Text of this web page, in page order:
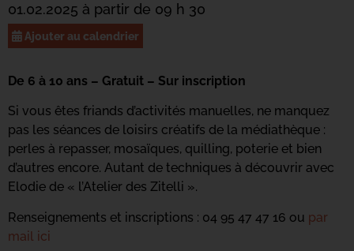
01.02.2025 à partir de 09 h 30
Ajouter au calendrier
De 6 à 10 ans – Gratuit – Sur inscription
Si vous êtes friands d’activités manuelles, ne manquez
pas les séances de loisirs créatifs de la médiathèque :
perles à repasser, mosaïques, quilling, poterie et bien
d’autres encore. Autant de techniques à découvrir avec
Elodie de « l’Atelier des Zitelli ».
Renseignements et inscriptions : 04 95 47 47 16 ou par
mail ici